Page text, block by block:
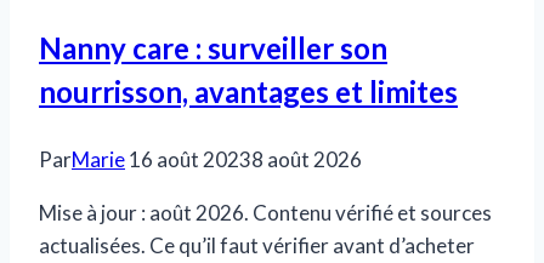
Nanny care : surveiller son
nourrisson, avantages et limites
ParMarie16 août 20238 août 2026
Mise à jour : août 2026. Contenu vérifié et sources
actualisées. Ce qu’il faut vérifier avant d’acheter